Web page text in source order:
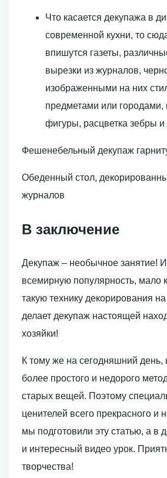
Что касается декупажа в
современной кухни, то
впишутся газеты,
вырезки из журналов,
изображенными на них
предметами или городами,
фигуры, расцветка зебры
Фешенебельный декупаж
Обеденный стол,
журналов
В заключение
Декупаж – необычное занятие!
всемирную популярность, мало
такую технику декорирования
делает декупаж настоящей
хозяйки!
К тому же на сегодняшний день,
более простого и недорого
старых вещей. Поэтому
ценителей всего прекрасного и
мы подготовили эту статью, а в
и интересный видео урок.
творчества!